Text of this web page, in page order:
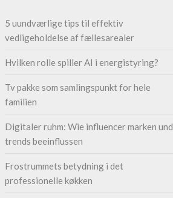
5 uundværlige tips til effektiv
vedligeholdelse af fællesarealer
Hvilken rolle spiller AI i energistyring?
Tv pakke som samlingspunkt for hele
familien
Digitaler ruhm: Wie influencer marken und
trends beeinflussen
Frostrummets betydning i det
professionelle køkken